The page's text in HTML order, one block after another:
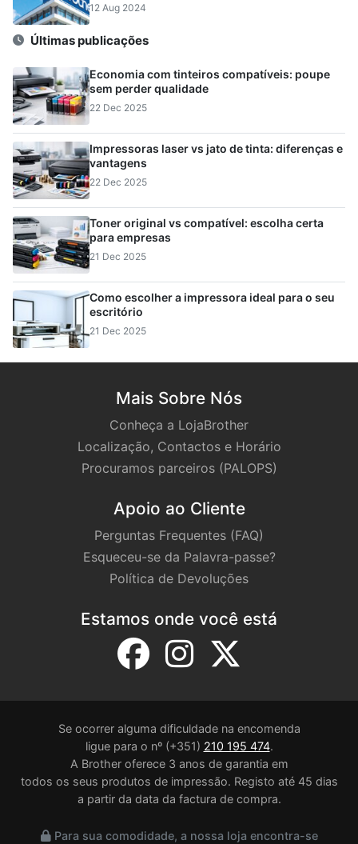
12 Aug 2024
Últimas publicações
Economia com tinteiros compatíveis: poupe
sem perder qualidade
22 Dec 2025
Impressoras laser vs jato de tinta: diferenças e
vantagens
22 Dec 2025
Toner original vs compatível: escolha certa
para empresas
21 Dec 2025
Como escolher a impressora ideal para o seu
escritório
21 Dec 2025
Mais Sobre Nós
Conheça a LojaBrother
Localização, Contactos e Horário
Procuramos parceiros (PALOPS)
Apoio ao Cliente
Perguntas Frequentes (FAQ)
Esqueceu-se da Palavra-passe?
Política de Devoluções
Estamos onde você está
Se ocorrer alguma dificuldade na encomenda
ligue para o nº (+351) 210 195 474.
A Brother oferece 3 anos de garantia em
todos os seus produtos de impressão. Registo até 45 dias
a partir da data da factura de compra.
Para sua comodidade, a nossa loja encontra-se